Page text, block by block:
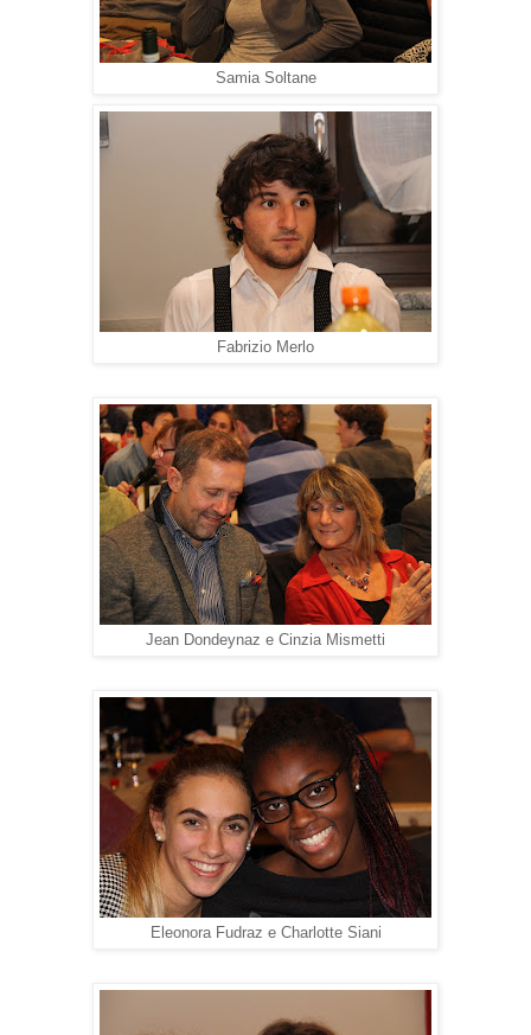
Samia Soltane
Fabrizio Merlo
Jean Dondeynaz e Cinzia Mismetti
Eleonora Fudraz e Charlotte Siani